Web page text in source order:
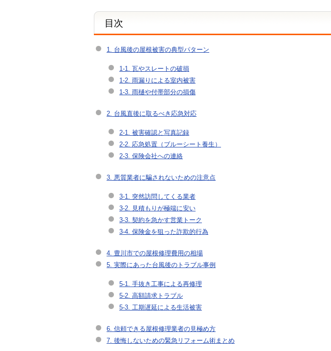
目次
1. 台風後の屋根被害の典型パターン
1-1. 瓦やスレートの破損
1-2. 雨漏りによる室内被害
1-3. 雨樋や付帯部分の損傷
2. 台風直後に取るべき応急対応
2-1. 被害確認と写真記録
2-2. 応急処置（ブルーシート養生）
2-3. 保険会社への連絡
3. 悪質業者に騙されないための注意点
3-1. 突然訪問してくる業者
3-2. 見積もりが極端に安い
3-3. 契約を急かす営業トーク
3-4. 保険金を狙った詐欺的行為
4. 豊川市での屋根修理費用の相場
5. 実際にあった台風後のトラブル事例
5-1. 手抜き工事による再修理
5-2. 高額請求トラブル
5-3. 工期遅延による生活被害
6. 信頼できる屋根修理業者の見極め方
7. 後悔しないための緊急リフォーム術まとめ